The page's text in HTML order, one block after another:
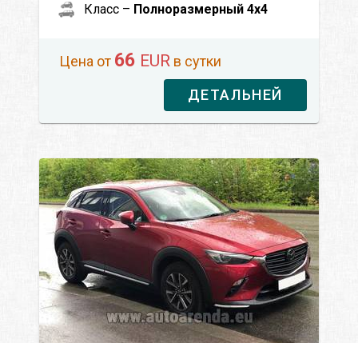
Класс – Полноразмерный 4x4
Цена от 66 EUR в сутки
ДЕТАЛЬНЕЙ